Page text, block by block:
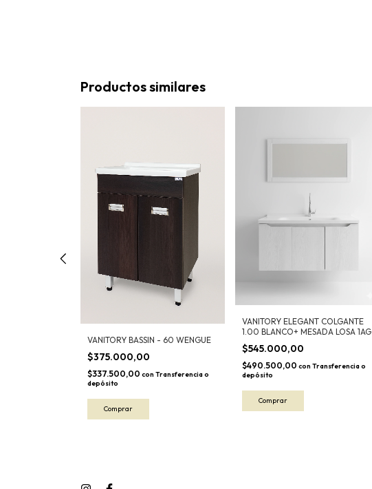
Productos similares
VANITORY BASSIN - 60 WENGUE
$375.000,00
$337.500,00 con Transferencia o
depósito
VANITORY ELEGANT COLGANTE
1.00 BLANCO+ MESADA LOSA 1AG
$545.000,00
$490.500,00 con Transferencia o
depósito